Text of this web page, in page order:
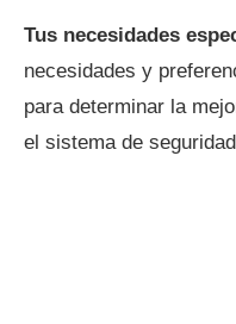
Tus necesidades
necesidades y
para determinar la
el sistema de